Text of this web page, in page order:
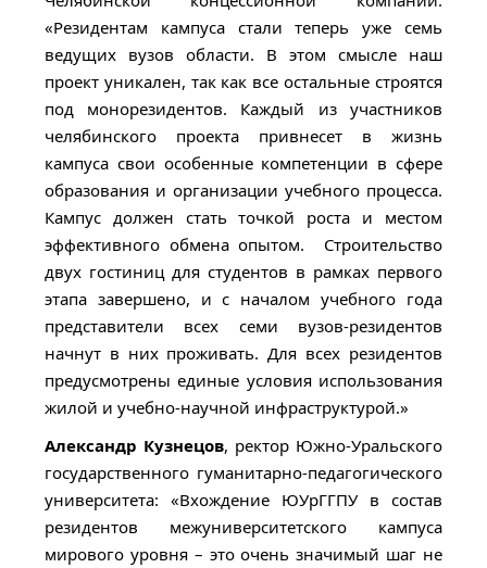
«Резидентам кампуса стали теперь уже семь
ведущих вузов области. В этом смысле наш
проект уникален, так как все остальные строятся
под монорезидентов. Каждый из участников
челябинского проекта привнесет в жизнь
кампуса свои особенные компетенции в сфере
образования и организации учебного процесса.
Кампус должен стать точкой роста и местом
эффективного обмена опытом. Строительство
двух гостиниц для студентов в рамках первого
этапа завершено, и с началом учебного года
представители всех семи вузов-резидентов
начнут в них проживать. Для всех резидентов
предусмотрены единые условия использования
жилой и учебно-научной инфраструктурой.»
Александр Кузнецов, ректор Южно-Уральского
государственного гуманитарно-педагогического
университета: «Вхождение ЮУрГГПУ в состав
резидентов межуниверситетского кампуса
мирового уровня – это очень значимый шаг не